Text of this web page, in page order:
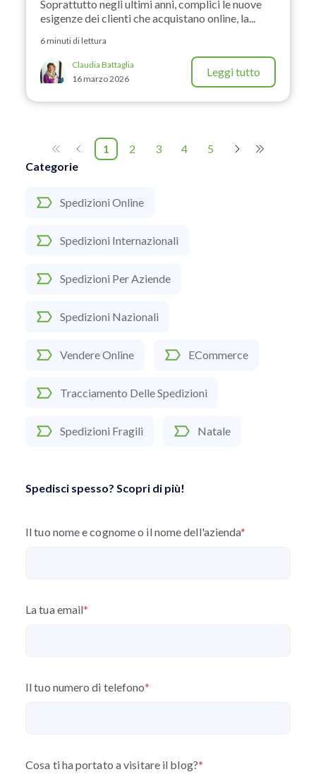
Categorie
Spedizioni Online
Spedizioni Internazionali
Spedizioni Per Aziende
Spedizioni Nazionali
Vendere Online ECommerce
Tracciamento Delle Spedizioni
Spedizioni Fragili Natale
Spedisci spesso? Scopri di più!
Il tuo nome e cognome o il nome dell'azienda*
La tua email*
Il tuo numero di telefono*
Cosa ti ha portato a visitare il blog?*
Soprattutto negli ultimi anni, complici le nuove
esigenze dei clienti che acquistano online, la...
6 minuti di lettura
Claudia Battaglia
16 marzo 2026
Leggi tutto
1 2 3 4 5